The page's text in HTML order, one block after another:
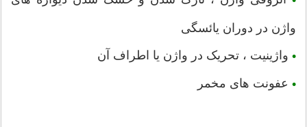
واژن در دوران یائسگی
• واژینیت ، تحریک در واژن یا اطراف آن
• عفونت های مخمر